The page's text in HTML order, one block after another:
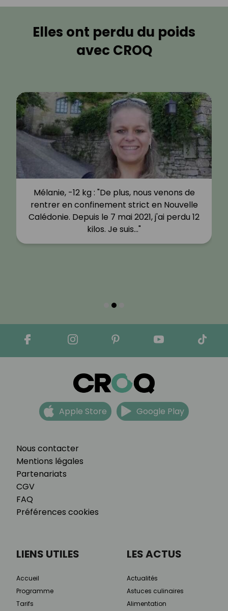
Elles ont perdu du poids
avec CROQ
Mélanie, -12 kg : "De plus, nous venons de
rentrer en confinement strict en Nouvelle
Calédonie. Depuis le 7 mai 2021, j'ai perdu 12
kilos. Je suis…"
Nous contacter
Mentions légales
Partenariats
CGV
FAQ
Préférences cookies
Apple Store Google Play
LIENS UTILES
Accueil
Programme
Tarifs
LES ACTUS
Actualités
Astuces culinaires
Alimentation